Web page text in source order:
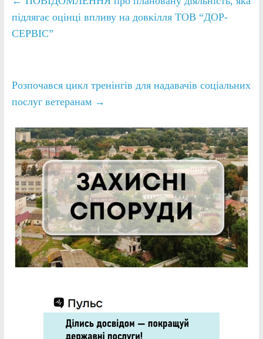
підлягає оцінці впливу на довкілля ТОВ “ДОР-
СЕРВІС”
Розпочався цикл тренінгів для надавачів соціальних
послуг ветеранам →